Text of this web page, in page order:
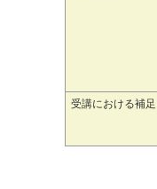
受講における補足